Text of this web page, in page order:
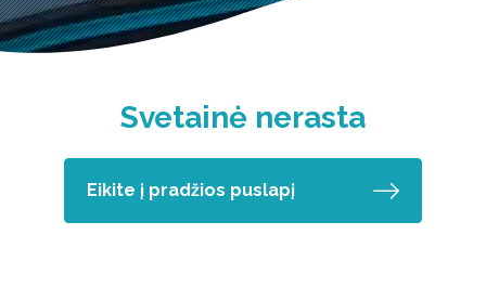
Svetainė nerasta
Eikite į pradžios puslapį